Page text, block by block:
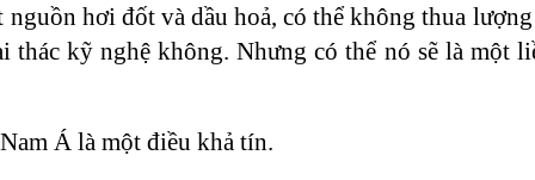
hơi đốt và dầu hoả, có thể không thua
kỹ nghệ không. Nhưng có thể nó sẽ là một
Á là một điều khả tín.